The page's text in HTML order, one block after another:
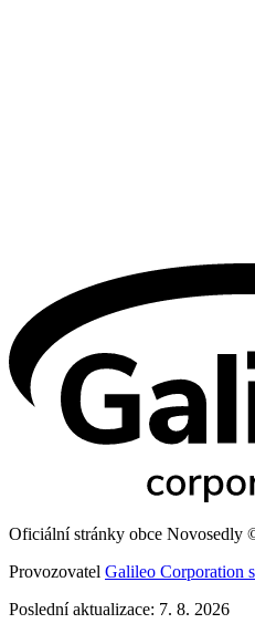
Oficiální stránky obce Novosedly
Provozovatel Galileo Corporation
Poslední aktualizace: 7. 8. 2026